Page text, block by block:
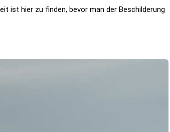
ist hier zu finden, bevor man der Beschilderung